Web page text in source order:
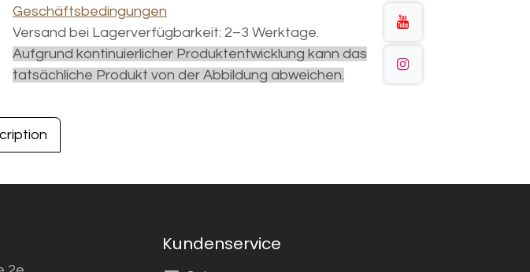
Geschäftsbedingungen
Versand bei Lagerverfügbarkeit: 2–3 Werktage.
Aufgrund kontinuierlicher Produktentwicklung kann das
tatsächliche Produkt von der Abbildung abweichen.
Kundenservice